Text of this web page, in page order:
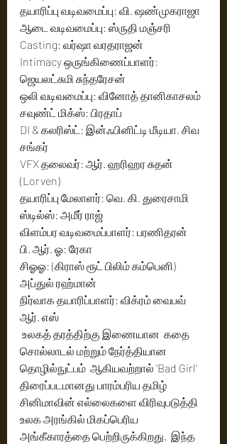
தயாரிப்பு வடிவமைப்பு: வி. ஷண்முகராஜா
ஆடை வடிவமைப்பு: ஸ்ருதி மஞ்சரி
Casting: வர்ஷா வரதராஜன்
Intimacy ஒருங்கிணைப்பாளர்:
ஜெயலட்சுமி சுந்தரேசன்
ஒலி வடிவமைப்பு: வினோத் தானிகாசலம்
சவுண்ட் மிக்ஸ்: பிரதாப்
DI & கலரிஸ்ட்: இன்ஃபினிட்டி மீடியா, சிவ
சங்கர்
VFX தலைவர்: ஆர். ஹரிஹர சுதன்
(Lorven)
தயாரிப்பு மேலாளர்: வெ. கி. துரைசாமி
ஸ்டில்ஸ்: அமீர் ராஜ்
விளம்பர வடிவமைப்பாளர்: பரணிதரன்
பி. ஆர். ஓ: ரேகா
சிஓஓ: (கிராஸ் ரூட் பிலிம் கம்பெனி)
அப்துல் ரஹ்மான்
நிர்வாக தயாரிப்பாளர்: விக்ரம் வைபவ்
ஆர். எஸ்
உலகத் தரத்திற்கு இணையான  கதை
சொல்லாடல் மற்றும் நேர்த்தியான
தொழில்நுட்பம்  ஆகியவற்றால் 'Bad Girl'
திரைப்படமானது பாரம்பரிய தமிழ்
சினிமாவின் எல்லைகளை விரிவுபடுத்தி
உலக அரங்கில் மிகப்பெரிய
அங்கீகாரத்தை பெற்றிருக்கிறது.  இந்த